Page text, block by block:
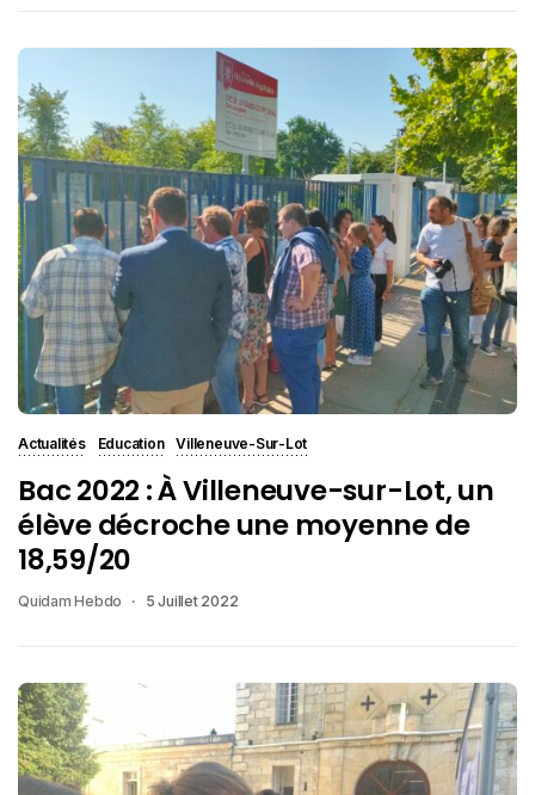
Actualités Education Villeneuve-Sur-Lot
Bac 2022 : À Villeneuve-sur-Lot, un
élève décroche une moyenne de
18,59/20
Quidam Hebdo 5 Juillet 2022